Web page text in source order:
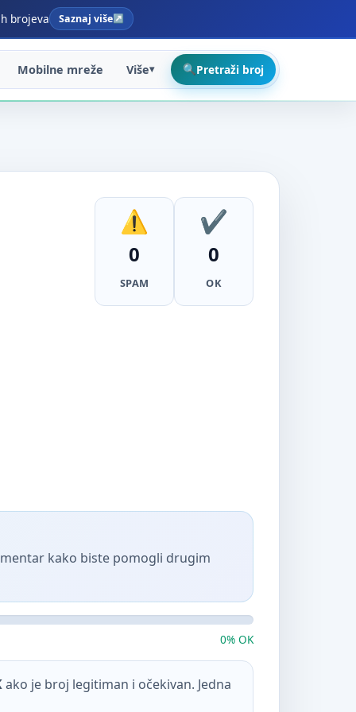
brojeva Saznaj više
Mobilne mreže Više Pretraži broj
0
SPAM
0
OK
kako biste pomogli drugim
0% OK
ako je broj legitiman i očekivan. Jedna